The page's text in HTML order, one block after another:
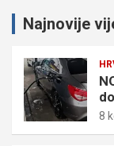
Najnovije
8